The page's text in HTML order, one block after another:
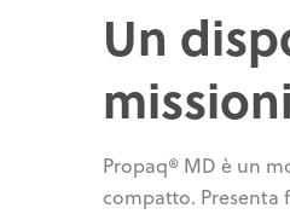
Un
missioni
Propaq® MD è un
compatto. Presenta